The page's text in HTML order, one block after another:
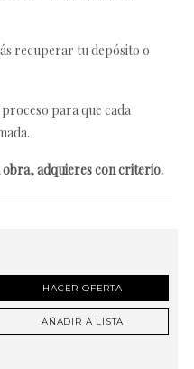
recuperar tu depósito o
para que cada
obra, adquieres con criterio.
HACER OFERTA
AÑADIR A LISTA